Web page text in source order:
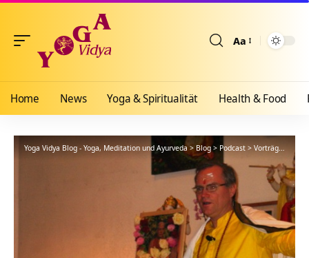
Aa
Home News Yoga & Spiritualität Health & Food
Yoga Vidya Blog - Yoga, Meditation und Ayurveda> Blog> Podcast > Vorträge >